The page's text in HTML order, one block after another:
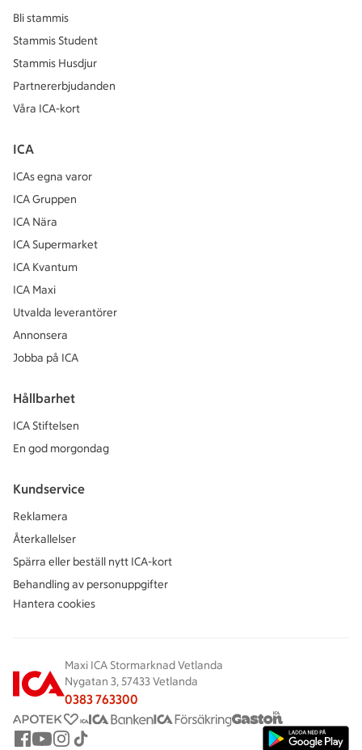
Bli stammis
Stammis Student
Stammis Husdjur
Partnererbjudanden
Våra ICA-kort
ICA
ICAs egna varor
ICA Gruppen
ICA Nära
ICA Supermarket
ICA Kvantum
ICA Maxi
Utvalda leverantörer
Annonsera
Jobba på ICA
Hållbarhet
ICA Stiftelsen
En god morgondag
Kundservice
Reklamera
Återkallelser
Spärra eller beställ nytt ICA-kort
Behandling av personuppgifter
Hantera cookies
Maxi ICA Stormarknad Vetlanda
Nygatan 3, 57433 Vetlanda
0383 763300